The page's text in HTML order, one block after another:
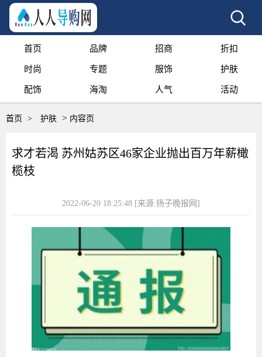
首页 品牌 招商 折扣
时尚 专题 服饰 护肤
配饰 海淘 人气 活动
首页 > 护肤 > 内容页
求才若渴 苏州姑苏区46家企业抛出百万年薪橄
榄枝
2022-06-20 18:25:48 [来源:扬子晚报网]